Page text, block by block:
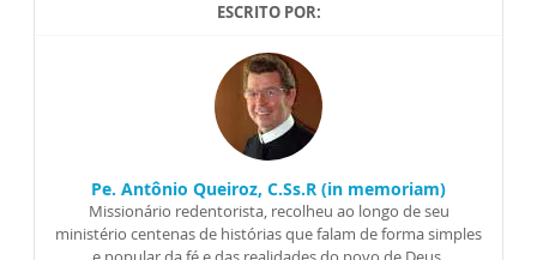
ESCRITO POR:
Pe. Antônio Queiroz, C.Ss.R (in memoriam)
Missionário redentorista, recolheu ao longo de seu
ministério centenas de histórias que falam de forma simples